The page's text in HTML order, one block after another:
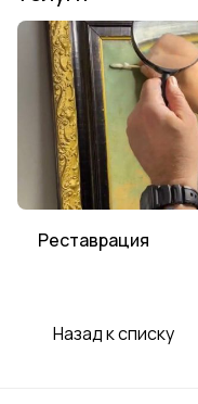
Реставрация
Назад к списку